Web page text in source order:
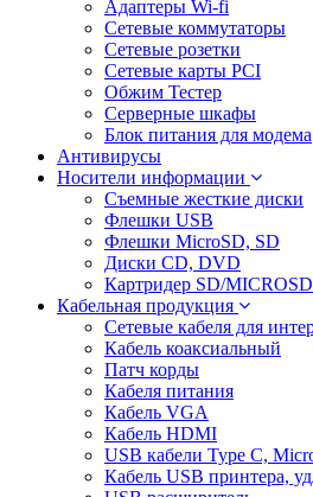
Адаптеры Wi-fi
Сетевые коммутаторы
Сетевые розетки
Сетевые карты PCI
Обжим Тестер
Серверные шкафы
Блок питания для модема
Антивирусы
Носители информации
Съемные жесткие диски
Флешки USB
Флешки MicroSD, SD
Диски CD, DVD
Картридер SD/MICROSD
Кабельная продукция
Сетевые кабеля для
Кабель коаксиальный
Патч корды
Кабеля питания
Кабель VGA
Кабель HDMI
USB кабели Type C,
Кабель USB принтера,